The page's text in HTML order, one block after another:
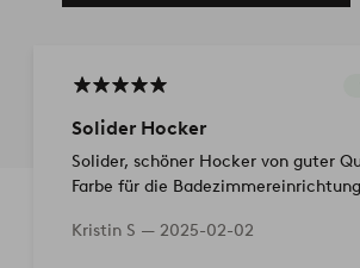
Solider Hocker
Solider, schöner Hocker von guter
Farbe für die
Kristin S — 2025-02-02